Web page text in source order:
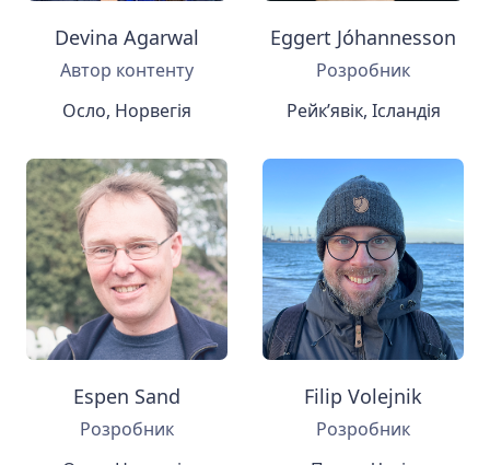
Devina Agarwal
Автор контенту
Осло, Норвегія
Eggert Jóhannesson
Розробник
Рейк’явік, Ісландія
Espen Sand
Розробник
Filip Volejnik
Розробник